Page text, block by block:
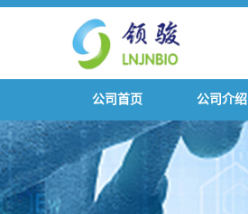
公司首页 公司介绍